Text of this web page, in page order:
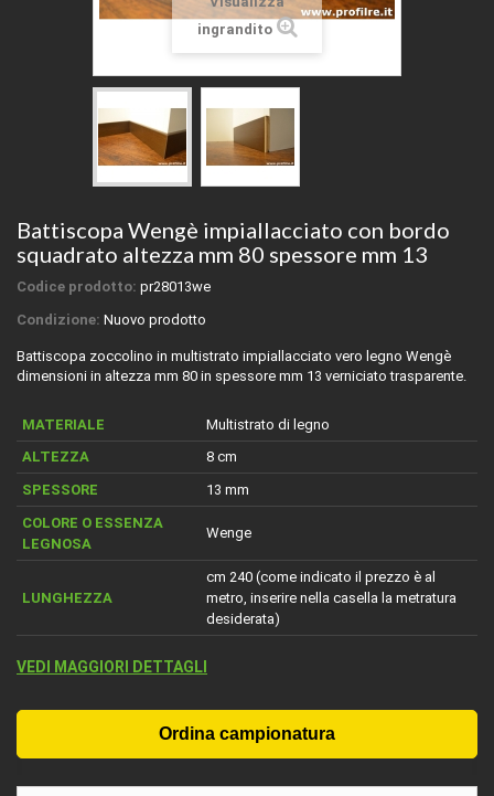
ingrandito
Battiscopa Wengè impiallacciato con bordo
squadrato altezza mm 80 spessore mm 13
Codice prodotto: pr28013we
Condizione: Nuovo prodotto
Battiscopa zoccolino in multistrato impiallacciato vero legno Wengè
dimensioni in altezza mm 80 in spessore mm 13 verniciato trasparente.
MATERIALE
Multistrato di legno
ALTEZZA
8 cm
SPESSORE
13 mm
COLORE O ESSENZA
LEGNOSA
Wenge
LUNGHEZZA
cm 240 (come indicato il prezzo è al
metro, inserire nella casella la metratura
desiderata)
VEDI MAGGIORI DETTAGLI